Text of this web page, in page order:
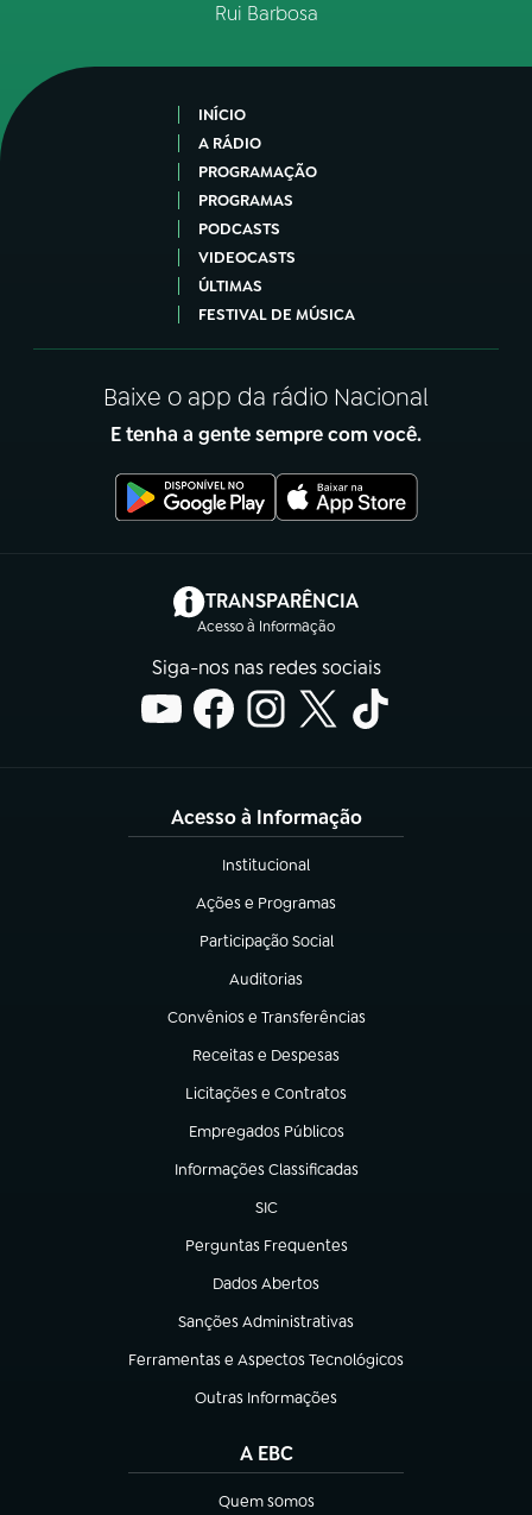
Rui Barbosa
INÍCIO
A RÁDIO
PROGRAMAÇÃO
PROGRAMAS
PODCASTS
VIDEOCASTS
ÚLTIMAS
FESTIVAL DE MÚSICA
Baixe o app da rádio Nacional
E tenha a gente sempre com você.
TRANSPARÊNCIA
Acesso à Informação
(abre em nova aba)
Siga-nos nas redes sociais
Acesso à Informação
Institucional
(abre em nova aba)
Ações e Programas
(abre em nova aba)
Participação Social
(abre em nova aba)
Auditorias
(abre em nova aba)
Convênios e Transferências
(abre em nova aba)
Receitas e Despesas
(abre em nova aba)
Licitações e Contratos
(abre em nova aba)
Empregados Públicos
(abre em nova aba)
Informações Classificadas
(abre em nova aba)
SIC
(abre em nova aba)
Perguntas Frequentes
(abre em nova aba)
Dados Abertos
(abre em nova aba)
Sanções Administrativas
(abre em nova aba)
Ferramentas e Aspectos Tecnológicos
(abre em nova aba)
Outras Informações
(abre em nova aba)
A EBC
Quem somos
(abre em nova aba)